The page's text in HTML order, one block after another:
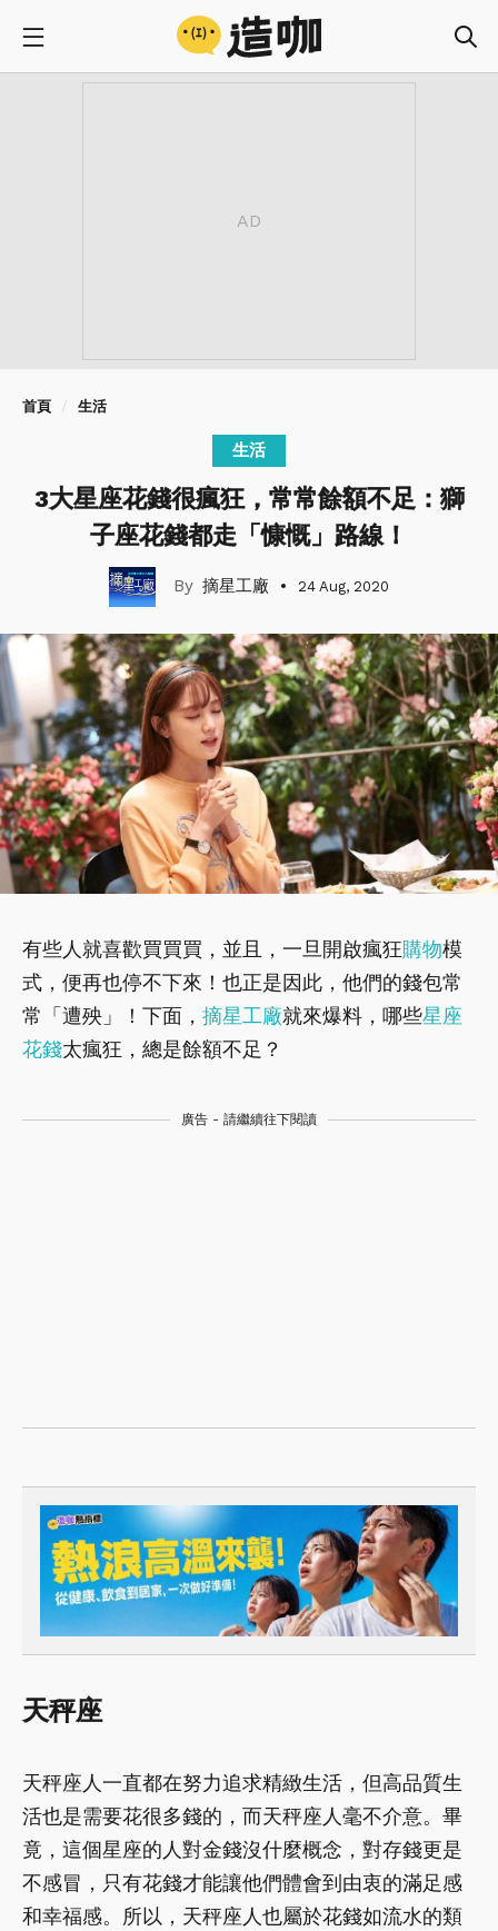
首頁 生活
生活
3大星座花錢很瘋狂，常常餘額不足：獅
子座花錢都走「慷慨」路線！
摘星工廠 24 Aug, 2020
有些人就喜歡買買買，並且，一旦開啟瘋狂購物模
式，便再也停不下來！也正是因此，他們的錢包常
常「遭殃」！下面， 摘星工廠就來爆料，哪些星座
花錢太瘋狂，總是餘額不足？
廣告 - 請繼續往下閱讀
天秤座
天秤座人一直都在努力追求精緻生活，但高品質生
活也是需要花很多錢的，而天秤座人毫不介意。畢
竟，這個星座的人對金錢沒什麼概念，對存錢更是
不感冒，只有花錢才能讓他們體會到由衷的滿足感
和幸福感。所以，天秤座人也屬於花錢如流水的類